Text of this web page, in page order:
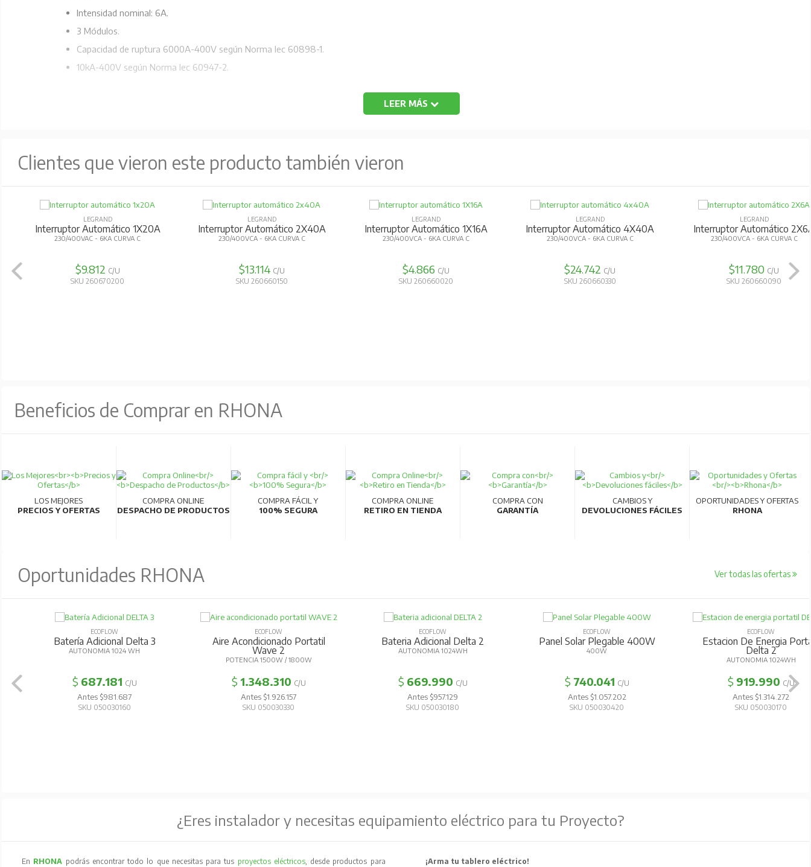
Intensidad nominal: 6A.
3 Módulos.
Capacidad de ruptura 6000A-400V según Norma Iec 60898-1.
10kA-400V según Norma Iec 60947-2.
LEER MÁS
Clientes que vieron este producto también vieron
LEGRAND
Interruptor Automático 1X20A
230/400VAC - 6KA CURVA C
$9.812 C/U
SKU 260670200
LEGRAND
Interruptor Automático 2X40A
230/400VCA - 6KA CURVA C
$13.114 C/U
SKU 260660150
LEGRAND
Interruptor Automático 1X16A
230/400VCA - 6KA CURVA C
$4.866 C/U
SKU 260660020
LEGRAND
Interruptor Automático 4X40A
230/400VCA - 6KA CURVA C
$24.742 C/U
SKU 260660330
LEGRAND
Interruptor Automático
230/400VCA - 6KA CURVA C
$11.780 C/U
SKU 260660090
Beneficios de Comprar en RHONA
LOS MEJORES
PRECIOS Y OFERTAS
COMPRA ONLINE
DESPACHO DE PRODUCTOS
COMPRA FÁCIL Y
100% SEGURA
COMPRA ONLINE
RETIRO EN TIENDA
COMPRA CON
GARANTÍA
CAMBIOS Y
DEVOLUCIONES FÁCILES
OPORTUNIDADES Y OFERTAS
RHONA
Oportunidades RHONA Ver todas las ofertas
ECOFLOW
Batería Adicional Delta 3
AUTONOMIA 1024 WH
$687.181 C/U
Antes $981.687
SKU 050030160
ECOFLOW
Aire Acondicionado Portatil
Wave 2
POTENCIA 1500W / 1800W
$1.348.310 C/U
Antes $1.926.157
SKU 050030330
ECOFLOW
Bateria Adicional Delta 2
AUTONOMIA 1024WH
$669.990 C/U
Antes $957.129
SKU 050030180
ECOFLOW
Panel Solar Plegable 400W
400W
$740.041 C/U
Antes $1.057.202
SKU 050030420
ECOFLOW
Estacion De Energia
Delta 2
AUTONOMIA 1024WH
$919.990 C/U
Antes $1.314.272
SKU 050030170
¿Eres instalador y necesitas equipamiento eléctrico para tu Proyecto?
En RHONA podrás encontrar todo lo que necesitas para tus proyectos eléctricos, desde productos para
¡Arma tu tablero eléctrico!